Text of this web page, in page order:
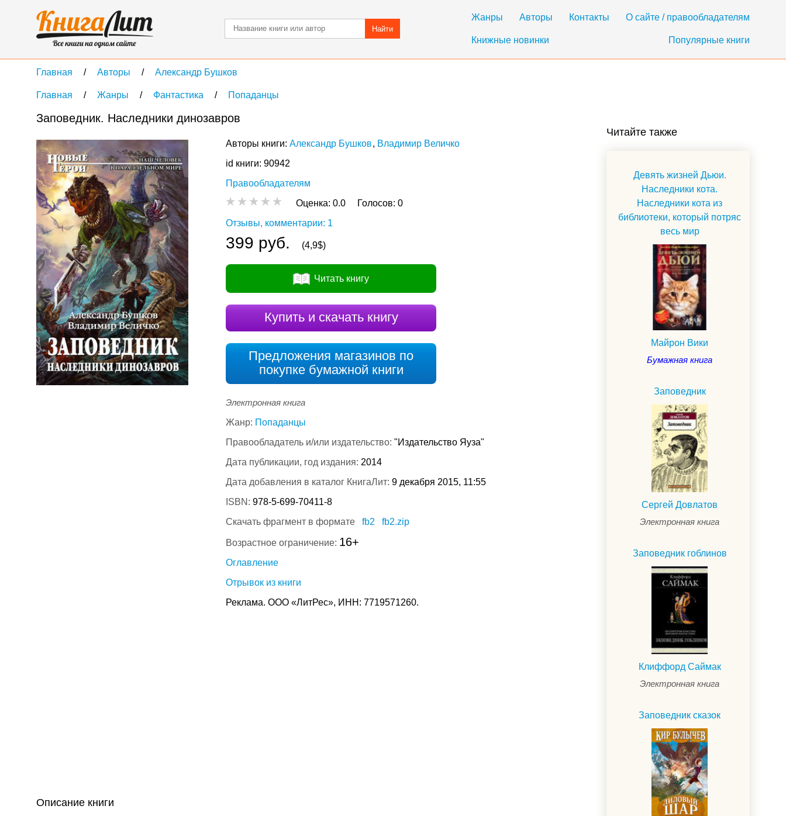
Жанры Авторы Контакты О сайте / правообладателям
Книжные новинки Популярные книги
Найти
Главная Авторы Александр Бушков
Главная Жанры Фантастика Попаданцы
Заповедник. Наследники динозавров
Авторы книги: Александр Бушков
Владимир Величко
id книги: 90942
Правообладателям
Оценка: 0.0 Голосов: 0
Отзывы, комментарии: 1
399 руб. (4,9$)
Читать книгу
Купить и скачать книгу
Предложения магазинов по
покупке бумажной книги
Электронная книга
Жанр: Попаданцы
Правообладатель и/или издательство: "Издательство Яуза"
Дата публикации, год издания: 2014
Дата добавления в каталог КнигаЛит: 9 декабря 2015, 11:55
ISBN: 978-5-699-70411-8
Скачать фрагмент в формате
fb2 fb2.zip
Возрастное ограничение: 16+
Оглавление
Отрывок из книги
Реклама. ООО «ЛитРес», ИНН: 7719571260.
Описание книги
Читайте также
Девять жизней Дьюи.
Наследники кота.
Наследники кота из
библиотеки, который потряс
весь мир
Майрон Вики
Бумажная книга
Заповедник
Сергей Довлатов
Электронная книга
Заповедник гоблинов
Клиффорд Саймак
Электронная книга
Заповедник сказок